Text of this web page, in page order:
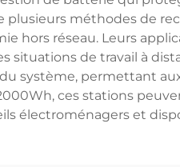
méthodes de
hors réseau. Leurs
de travail à
système, permettant
ces stations
électroménagers et